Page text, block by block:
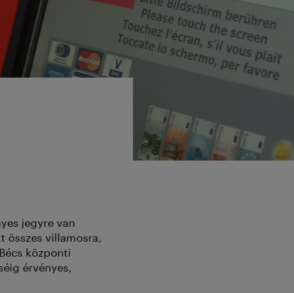
jegyre van
összes villamosra,
központi
érvényes,